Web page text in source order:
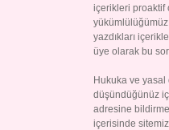
içerikleri proaktif
yazdıkları
üye olarak bu
Hukuka ve yasal
düşündüğünüz
adresine
içerisinde